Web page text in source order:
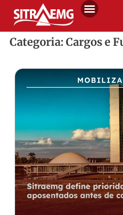
Categoria: Cargos e